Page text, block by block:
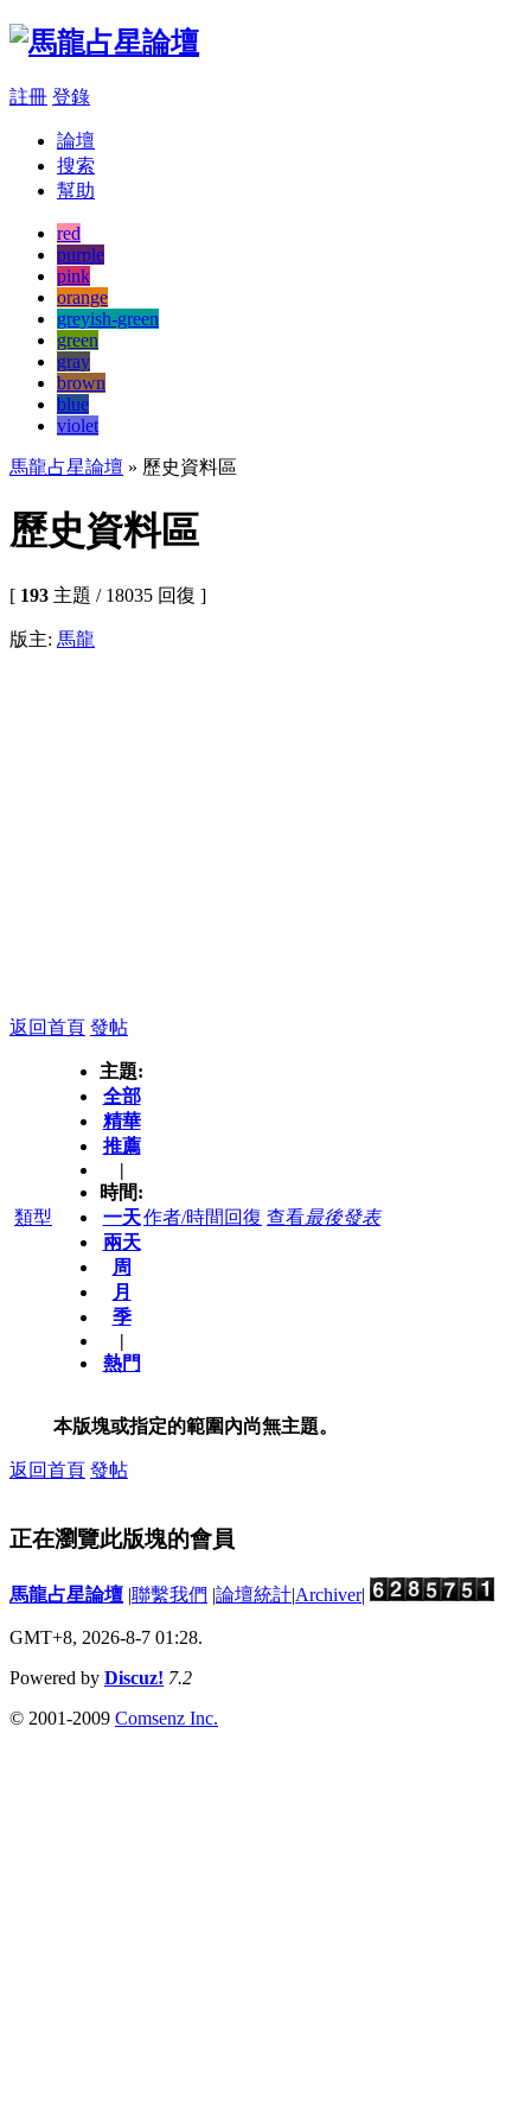
註冊 登錄
論壇
搜索
幫助
red
purple
pink
orange
greyish-green
green
gray
brown
blue
violet
馬龍占星論壇 » 歷史資料區
歷史資料區
[ 193 主題 / 18035 回復 ]
版主: 馬龍
返回首頁 發帖
類型
主題:
全部
精華
推薦
|
時間:
一天
兩天
周
月
季
|
熱門
作者/時間 回復 查看最後發表
本版塊或指定的範圍內尚無主題。
返回首頁 發帖
正在瀏覽此版塊的會員
馬龍占星論壇 |聯繫我們 |論壇統計|Archiver|
GMT+8, 2026-8-7 01:28.
Powered by Discuz! 7.2
© 2001-2009 Comsenz Inc.